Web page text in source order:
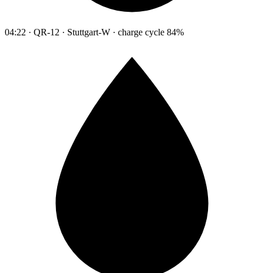
04:22 · QR-12 · Stuttgart-W · charge cycle 84%